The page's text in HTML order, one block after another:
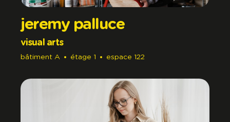
jeremy palluce
visual arts
bâtiment A étage 1 espace 122